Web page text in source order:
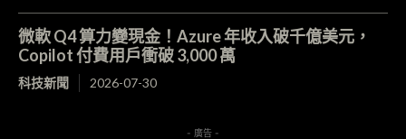
微軟 Q4 算力變現金！Azure 年收入破千億美元，
Copilot 付費用戶衝破 3,000 萬
科技新聞 2026-07-30
- 廣告 -